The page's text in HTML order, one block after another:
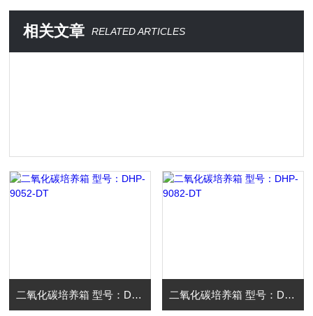
相关文章 RELATED ARTICLES
二氧化碳培养箱 型号：DHP-9052-DT 二氧化碳培养箱 型号：DHP-9082-DT